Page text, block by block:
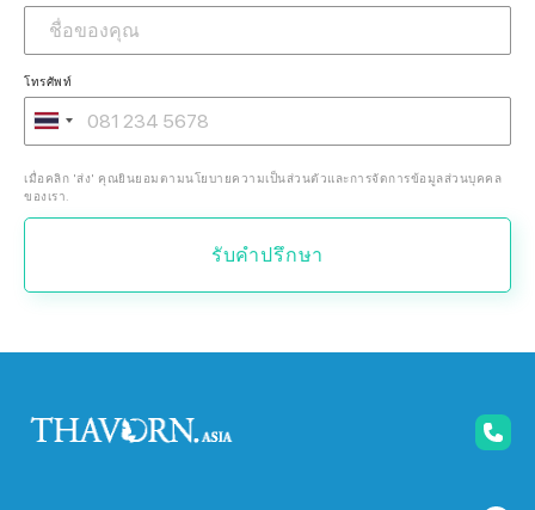
โทรศัพท์
เมื่อคลิก 'ส่ง' คุณยินยอมตามนโยบายความเป็นส่วนตัวและการจัดการข้อมูลส่วนบุคคล
ของเรา.
รับคำปรึกษา